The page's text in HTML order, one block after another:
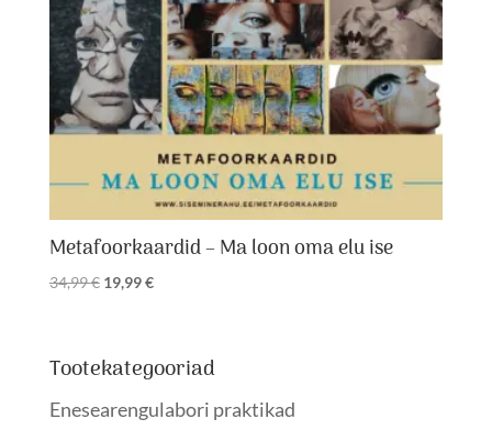
Metafoorkaardid – Ma loon oma elu ise
34,99€ Algne
34,99 €.
19,99€Praegune
19,99 €.
Tootekategooriad
Enesearengulabori praktikad